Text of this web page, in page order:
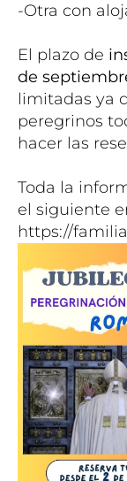
-Otra con
El plazo de
de
limitadas ya
peregrinos
hacer las
Toda la
el siguiente
https://